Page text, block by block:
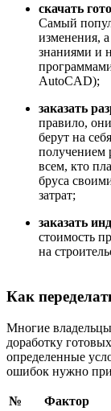
скачать
Самый
изменения,
знаниями и
AutoCAD);
заказать
правило,
берут на
получением
всем, кто
бруса
затрат;
заказать
стоимость
на
Как
Многие
доработку
определенные
ошибок нужно
№ Фактор